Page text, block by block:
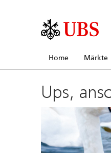
Home Märkte
Ups,